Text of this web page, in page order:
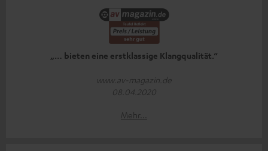
„… bieten eine erstklassige Klangqualität.“
www.av-magazin.de
08.04.2020
Mehr...